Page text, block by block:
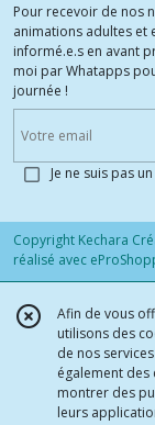
Pour recevoir de nos
animations adultes et
informé.e.s en avant
moi par Whatapps
journée !
Je ne suis pas
Copyright Kechara
réalisé avec
Afin de vous
utilisons des
de nos
également
montrer des
leurs